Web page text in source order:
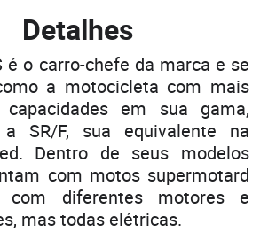
Detalhes
é o carro-chefe da marca e se
a motocicleta com mais
em sua gama,
SR/F, sua equivalente na
Dentro de seus modelos
com motos supermotard
com diferentes motores e
mas todas elétricas.